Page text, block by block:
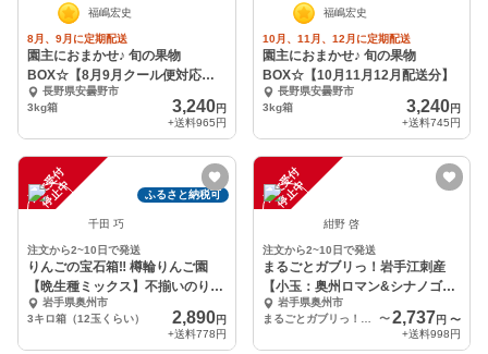
福嶋宏史
8月、9月に定期配送
園主におまかせ♪ 旬の果物
BOX☆【8月9月クール便対応
分】長野県安曇野市
3kg箱
3,240円
+送料965円
福嶋宏史
10月、11月、12月に定期配送
園主におまかせ♪ 旬の果物
BOX☆【10月11月12月配送分】
長野県安曇野市
3kg箱
3,240円
+送料745円
注
文
受
付
停
止
中 ふるさと納税可
千田 巧
注文から2~10日で発送
りんごの宝石箱‼ 樽輪りんご園
【晩生種ミックス】不揃いのりん
ご達！
岩手県奥州市
3キロ箱（12玉くらい）
2,890円
+送料778円
注
文
受
付
停
止
中
紺野 啓
注文から2~10日で発送
まるごとガブリっ！岩手江刺産
【小玉：奥州ロマン&シナノゴー
ルド】
岩手県奥州市
〜2,737円 〜
+送料998円